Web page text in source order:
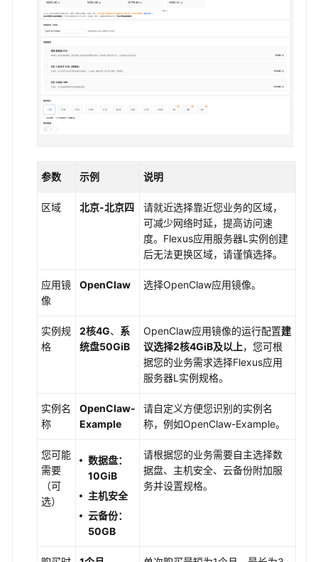
OpenClaw
及
议
使
Flexus
能
用
OpenClaw
建
个
人
AI
参数 示例 说明
区域 北京-北京四
请就近选择靠近您业务的区域，
可减少网络时延，提高访问速
度。 Flexus应用服务器L实例创建
后无法更换区域，请谨慎选择。
应用镜
像
OpenClaw 选择OpenClaw应用镜像。
实例规
格
2核4G、 系
统盘50GiB
OpenClaw应用镜像的运行配置建
议选择2核4GiB及以上，您可根
据您的业务需求选择Flexus应用
服务器L实例规格。
实例名
称
OpenClaw-
Example
请自定义方便您识别的实例名
称，例如OpenClaw-Example。
您可能
需要
（可
选）
数据盘：
10GiB
主机安全
云备份：
50GB
请根据您的业务需要自主选择数
据盘、主机安全、云备份附加服
务并设置规格。